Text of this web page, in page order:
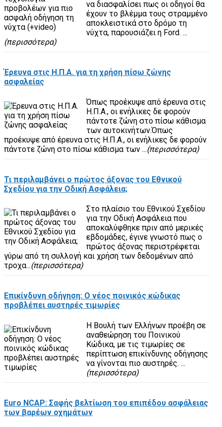
να διασφαλίσει πως οι οδηγοί θα
έχουν το βλέμμα τους στραμμένο
αποκλειστικά στο δρόμο τη
νύχτα, παρουσιάζει η Ford. ...
(περισσότερα)
Έρευνα στις Η.Π.Α. για τη χρήση πίσω ζώνης
ασφαλείας
Όπως προέκυψε από έρευνα στις
Η.Π.Α., οι ενήλικες δε φορούν
πάντοτε ζώνη στο πίσω κάθισμα
των αυτοκινήτων.Όπως
προέκυψε από έρευνα στις Η.Π.Α., οι ενήλικες δε φορούν
πάντοτε ζώνη στο πίσω κάθισμα των ...(περισσότερα)
Τι περιλαμβάνει ο πρώτος άξονας του Εθνικού
Σχεδίου για την Οδική Ασφάλεια;
Στο πλαίσιο του Εθνικού Σχεδίου
για την Οδική Ασφάλεια που
αποκαλύφθηκε πριν από μερικές
εβδομάδες, έγινε γνωστό πως ο
πρώτος άξονας περιστρέφεται
γύρω από τη συλλογή και χρήση των δεδομένων από
τροχα...(περισσότερα)
Επικίνδυνη οδήγηση: Ο νέος ποινικός κώδικας
προβλέπει αυστηρές τιμωρίες
Η Βουλή των Ελλήνων προέβη σε
αναθεώρηση του Ποινικού
Κώδικα, με τις τιμωρίες σε
περίπτωση επικίνδυνης οδήγησης
να γίνονται πιο αυστηρές. ...
(περισσότερα)
Euro NCAP: Σαφής βελτίωση του επιπέδου ασφάλειας
των βαρέων οχημάτων